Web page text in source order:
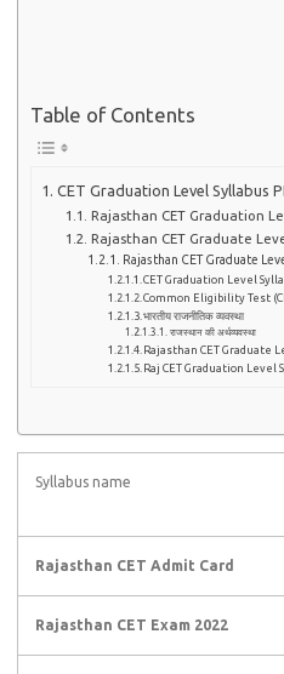
Table of Contents
CET Graduation Level Syllabus
Rajasthan CET Graduation
Rajasthan CET Graduate
Rajasthan CET Graduate
CET Graduation Level
Common Eligibility Test
भारतीय राजनीतिक व्यवस्था
राजस्थान की अर्थव्यवस्था
Rajasthan CET Graduate
Raj CET Graduation Level
Syllabus name
Rajasthan CET Admit Card
Rajasthan CET Exam 2022